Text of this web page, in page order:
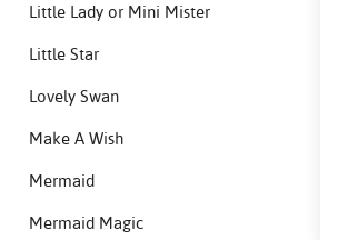
Little Lady or Mini Mister
Little Star
Lovely Swan
Make A Wish
Mermaid
Mermaid Magic